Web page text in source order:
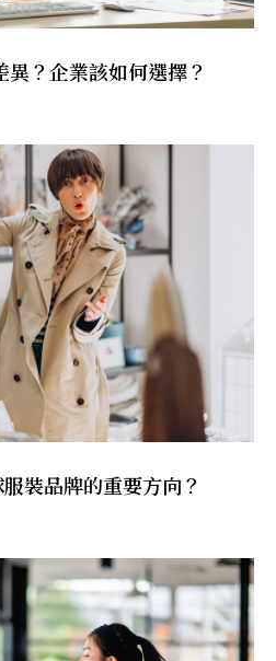
？企業該如何選擇？
裝品牌的重要方向？